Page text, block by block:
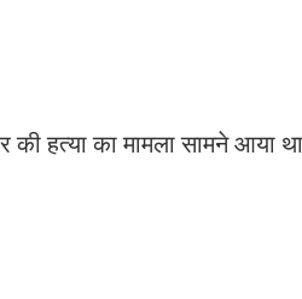
हत्या का मामला सामने आया